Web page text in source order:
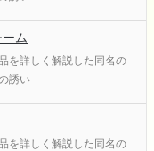
ム
を詳しく解説した同名の
誘い
を詳しく解説した同名の